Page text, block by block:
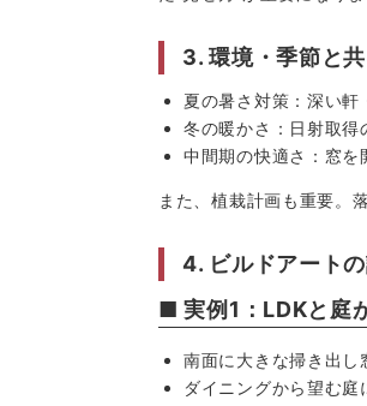
3. 環境・季節と
夏の暑さ対策： 深い軒
冬の暖かさ： 日射取得
中間期の快適さ： 窓を
また、植栽計画も重要。
4. ビルドアート
■ 実例1：LDKと庭
南面に大きな掃き出し
ダイニングから望む